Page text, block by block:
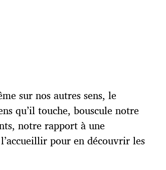
sur nos autres sens, le
qu’il touche, bouscule notre
notre rapport à une
pour en découvrir les